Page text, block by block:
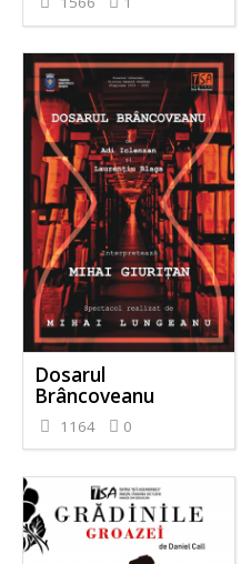
Dosarul
Brâncoveanu
1164 0